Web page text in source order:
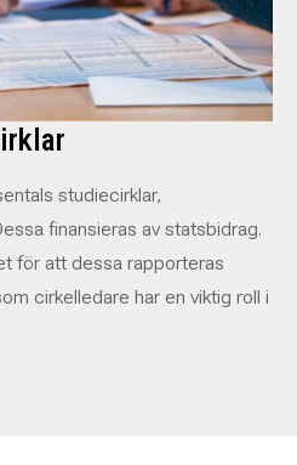
studiecirklar,
finansieras av statsbidrag.
för att dessa rapporteras
cirkelledare har en viktig roll i